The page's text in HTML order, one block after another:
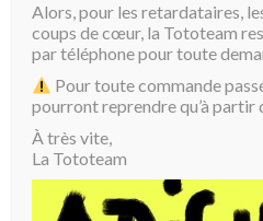
Alors, pour les retardataires,
coups de cœur, la Tototeam
par téléphone pour toute
Pour toute commande
pourront reprendre qu’à partir
À très vite,
La Tototeam